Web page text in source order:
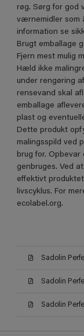
røg. Sørg for god
værnemidler som
information se
Brugt emballage
Fjern mest mulig
Hæld ikke
under rengøring
rensevand skal
emballage
plast og
Dette produkt
malingsspild ved
brug for.
genbruges. Ved
effektivt
livscyklus. For
ecolabel.org.
Sadolin
Sadolin